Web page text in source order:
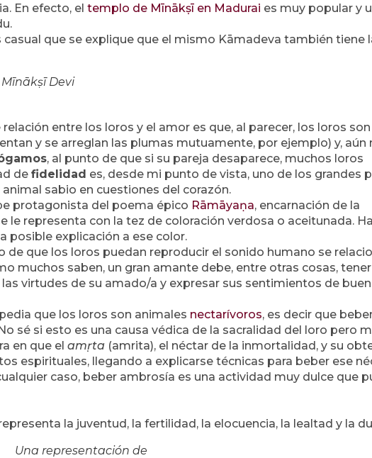
En efecto, el templo de Mīnākṣī en Madurai es muy popular y
casual que se explique que el mismo Kāmadeva también tiene
Mīnākṣī Devi
entre los loros y el amor es que, al parecer, los loros
y se arreglan las plumas mutuamente, por ejemplo) y, aún
, al punto de que si su pareja desaparece, muchos loros
de fidelidad es, desde mi punto de vista, uno de los grandes
sabio en cuestiones del corazón.
protagonista del poema épico Rāmāyaṇa, encarnación de la
le representa con la tez de coloración verdosa o aceitunada.
posible explicación a ese color.
de que los loros puedan reproducir el sonido humano se
muchos saben, un gran amante debe, entre otras cosas, tener
virtudes de su amado/a y expresar sus sentimientos de
que los loros son animales nectarívoros, es decir que
sé si esto es una causa védica de la sacralidad del loro pero
en que el amṛta (amrita), el néctar de la inmortalidad, y su
espirituales, llegando a explicarse técnicas para beber ese
caso, beber ambrosía es una actividad muy dulce que
la juventud, la fertilidad, la elocuencia, la lealtad y la
Una representación de